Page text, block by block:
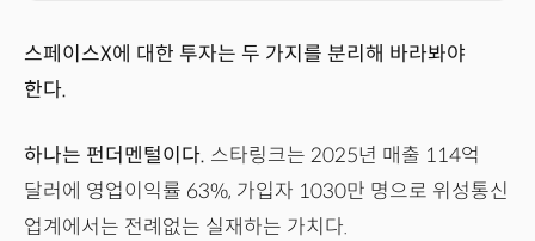
스페이스X에 대한 투자는 두 가지를 분리해 바라봐야
한다.
하나는 펀더멘털이다. 스타링크는 2025년 매출 114억
달러에 영업이익률 63%, 가입자 1030만 명으로 위성통신
업계에서는 전례없는 실재하는 가치다.